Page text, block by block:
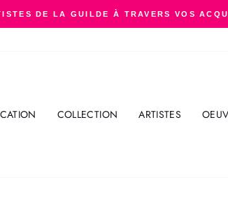
Diaporama
DE LA GUILDE À TRAVERS VOS
COLLECTION ARTISTES